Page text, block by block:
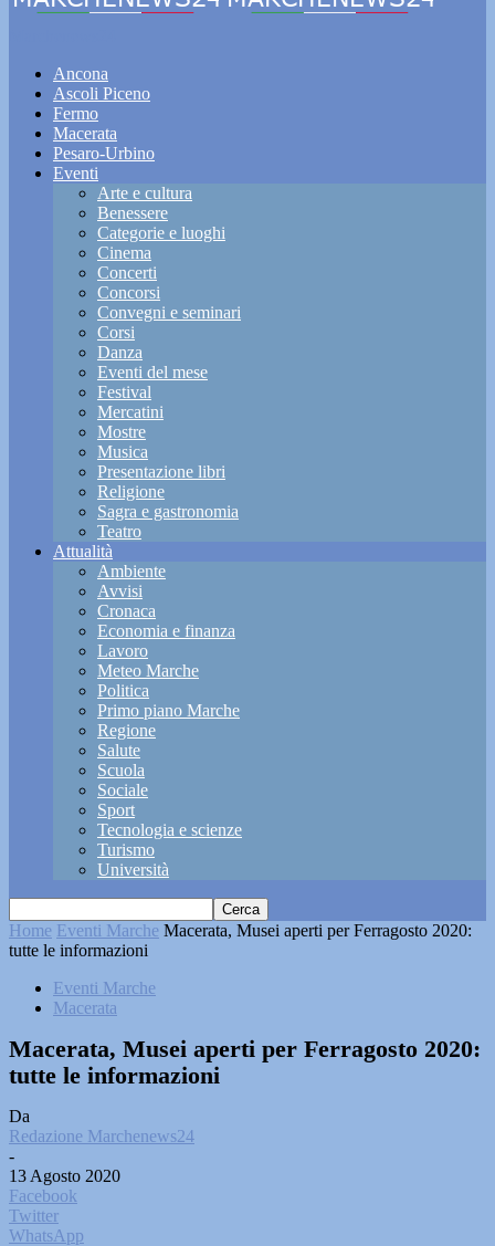
Ancona
Ascoli Piceno
Fermo
Macerata
Pesaro-Urbino
Eventi
Arte e cultura
Benessere
Categorie e luoghi
Cinema
Concerti
Concorsi
Convegni e seminari
Corsi
Danza
Eventi del mese
Festival
Mercatini
Mostre
Musica
Presentazione libri
Religione
Sagra e gastronomia
Teatro
Attualità
Ambiente
Avvisi
Cronaca
Economia e finanza
Lavoro
Meteo Marche
Politica
Primo piano Marche
Regione
Salute
Scuola
Sociale
Sport
Tecnologia e scienze
Turismo
Università
Home Eventi Marche Macerata, Musei aperti per Ferragosto 2020:
tutte le informazioni
Eventi Marche
Macerata
Macerata, Musei aperti per Ferragosto 2020:
tutte le informazioni
Da
Redazione Marchenews24
-
13 Agosto 2020
Facebook
Twitter
WhatsApp